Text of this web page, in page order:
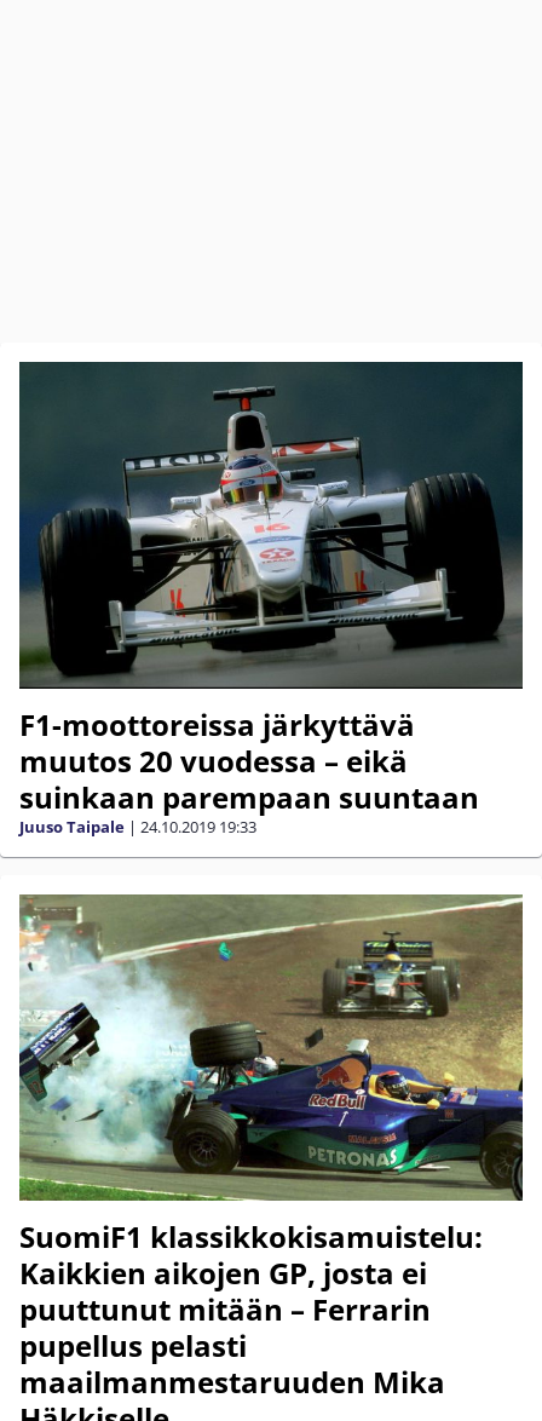
F1-moottoreissa järkyttävä
muutos 20 vuodessa – eikä
suinkaan parempaan suuntaan
Juuso Taipale | 24.10.2019 19:33
SuomiF1 klassikkokisamuistelu:
Kaikkien aikojen GP, josta ei
puuttunut mitään – Ferrarin
pupellus pelasti
maailmanmestaruuden Mika